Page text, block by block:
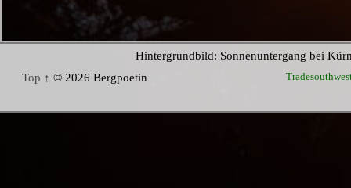
Hintergrundbild: Sonnenuntergang bei
Top ↑ © 2026 Bergpoetin